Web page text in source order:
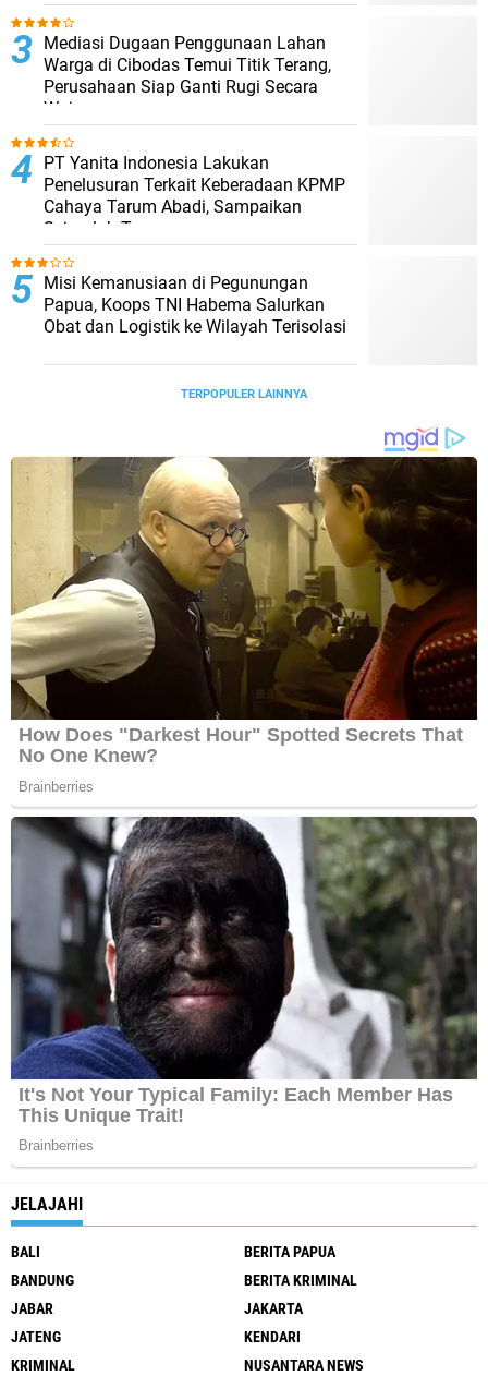
Mediasi Dugaan Penggunaan Lahan
Warga di Cibodas Temui Titik Terang,
Perusahaan Siap Ganti Rugi Secara
Wajar
PT Yanita Indonesia Lakukan
Penelusuran Terkait Keberadaan KPMP
Cahaya Tarum Abadi, Sampaikan
Sejumlah Temuan
Misi Kemanusiaan di Pegunungan
Papua, Koops TNI Habema Salurkan
Obat dan Logistik ke Wilayah Terisolasi
TERPOPULER LAINNYA
JELAJAHI
BALI
BERITA PAPUA
BANDUNG
BERITA KRIMINAL
JABAR
JAKARTA
JATENG
KENDARI
KRIMINAL
NUSANTARA NEWS